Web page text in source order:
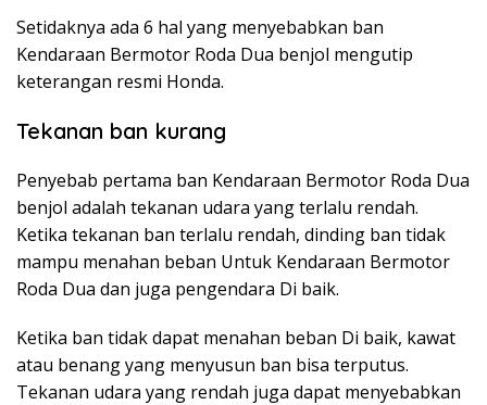
Setidaknya ada 6 hal yang menyebabkan ban
Kendaraan Bermotor Roda Dua benjol mengutip
keterangan resmi Honda.
Tekanan ban kurang
Penyebab pertama ban Kendaraan Bermotor Roda Dua
benjol adalah tekanan udara yang terlalu rendah.
Ketika tekanan ban terlalu rendah, dinding ban tidak
mampu menahan beban Untuk Kendaraan Bermotor
Roda Dua dan juga pengendara Di baik.
Ketika ban tidak dapat menahan beban Di baik, kawat
atau benang yang menyusun ban bisa terputus.
Tekanan udara yang rendah juga dapat menyebabkan